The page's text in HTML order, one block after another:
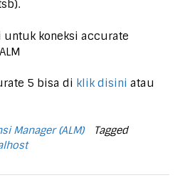
koneksi accurate
5 bisa di klik disini atau
Manager (ALM)
Tagged